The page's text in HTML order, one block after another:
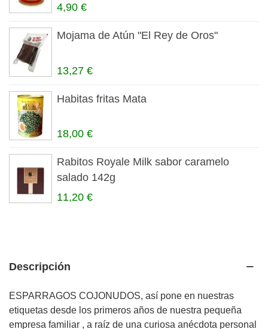
4,90 €
Mojama de Atún "El Rey de Oros"
13,27 €
Habitas fritas Mata
18,00 €
Rabitos Royale Milk sabor caramelo
salado 142g
11,20 €
Descripción
ESPARRAGOS COJONUDOS, así pone en nuestras
etiquetas desde los primeros años de nuestra pequeña
empresa familiar , a raíz de una curiosa anécdota personal